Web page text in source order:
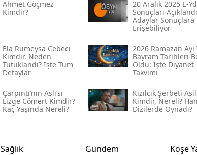
Ahmet Göçmez
Kimdir?
20 Aralık 2025 E-
Sonuçları
Adaylar Sonuçlara
Erişebiliyor
Ela Rümeysa Cebeci
Kimdir, Neden
Tutuklandı? İşte Tüm
Detaylar
2026 Ramazan Ayı
Bayram Tarihleri
Oldu: İşte Diyanet
Takvimi
Çarpıntı’nın Aslı’sı
Lizge Cömert Kimdir?
Kaç Yaşında Nereli?
Kızılcık Şerbeti Asil
Kimdir, Nereli?
Dizilerde Oynadı?
Sağlık
Gündem
Köşe